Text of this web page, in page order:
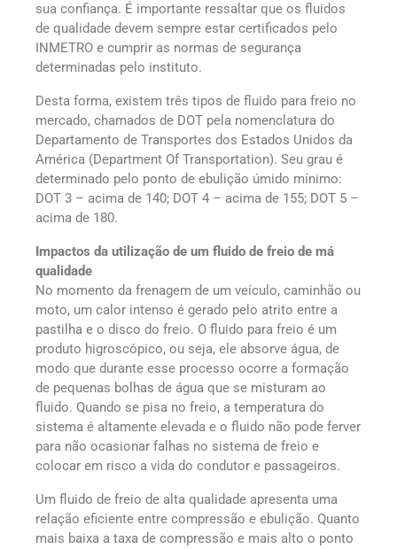
sua confiança. É importante ressaltar que os fluidos
de qualidade devem sempre estar certificados pelo
INMETRO e cumprir as normas de segurança
determinadas pelo instituto.
Desta forma, existem três tipos de fluido para freio no
mercado, chamados de DOT pela nomenclatura do
Departamento de Transportes dos Estados Unidos da
América (Department Of Transportation). Seu grau é
determinado pelo ponto de ebulição úmido mínimo:
DOT 3 – acima de 140; DOT 4 – acima de 155; DOT 5 –
acima de 180.
Impactos da utilização de um fluido de freio de má
qualidade
No momento da frenagem de um veículo, caminhão ou
moto, um calor intenso é gerado pelo atrito entre a
pastilha e o disco do freio. O fluido para freio é um
produto higroscópico, ou seja, ele absorve água, de
modo que durante esse processo ocorre a formação
de pequenas bolhas de água que se misturam ao
fluido. Quando se pisa no freio, a temperatura do
sistema é altamente elevada e o fluido não pode ferver
para não ocasionar falhas no sistema de freio e
colocar em risco a vida do condutor e passageiros.
Um fluido de freio de alta qualidade apresenta uma
relação eficiente entre compressão e ebulição. Quanto
mais baixa a taxa de compressão e mais alto o ponto